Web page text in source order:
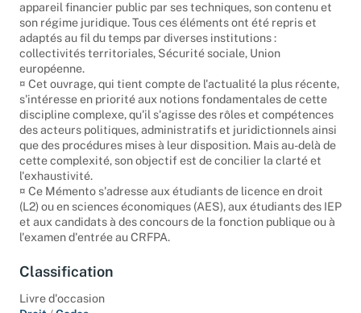
appareil financier public par ses techniques, son contenu et
son régime juridique. Tous ces éléments ont été repris et
adaptés au fil du temps par diverses institutions :
collectivités territoriales, Sécurité sociale, Union
européenne.
¤ Cet ouvrage, qui tient compte de l'actualité la plus récente,
s'intéresse en priorité aux notions fondamentales de cette
discipline complexe, qu'il s'agisse des rôles et compétences
des acteurs politiques, administratifs et juridictionnels ainsi
que des procédures mises à leur disposition. Mais au-delà de
cette complexité, son objectif est de concilier la clarté et
l'exhaustivité.
¤ Ce Mémento s'adresse aux étudiants de licence en droit
(L2) ou en sciences économiques (AES), aux étudiants des IEP
et aux candidats à des concours de la fonction publique ou à
l'examen d'entrée au CRFPA.
Classification
Livre d'occasion